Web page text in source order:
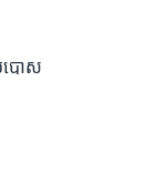
ប់​បោស​